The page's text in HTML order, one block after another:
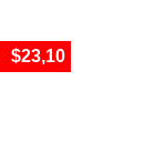
$23,10